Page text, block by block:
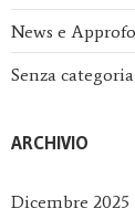
News e
Senza categoria
ARCHIVIO
Dicembre 2025